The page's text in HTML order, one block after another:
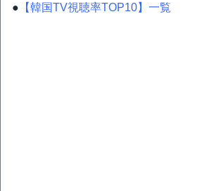
● 【韓国TV視聴率TOP10】一覧